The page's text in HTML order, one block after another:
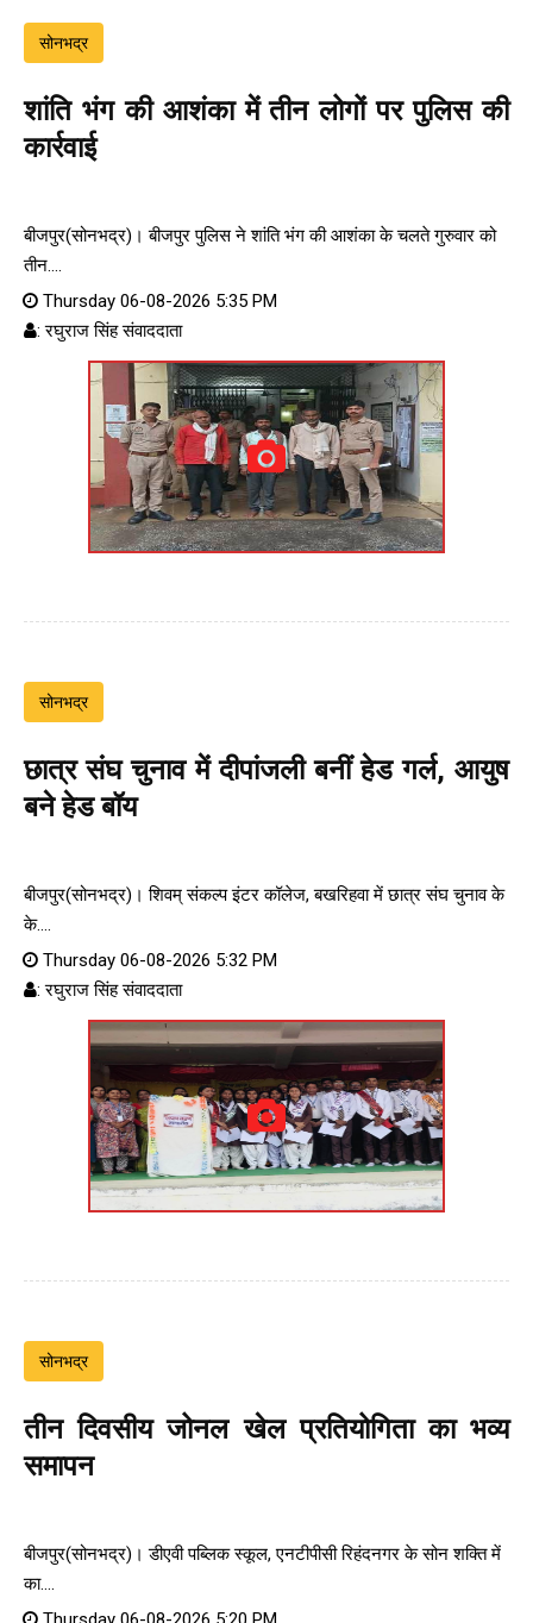
सोनभद्र
शांति भंग की आशंका में तीन लोगों पर पुलिस की
कार्रवाई
बीजपुर(सोनभद्र)। बीजपुर पुलिस ने शांति भंग की आशंका के चलते गुरुवार को
तीन....
Thursday 06-08-2026 5:35 PM
: रघुराज सिंह संवाददाता
सोनभद्र
छात्र संघ चुनाव में दीपांजली बनीं हेड गर्ल, आयुष
बने हेड बॉय
बीजपुर(सोनभद्र)। शिवम् संकल्प इंटर कॉलेज, बखरिहवा में छात्र संघ चुनाव के
के....
Thursday 06-08-2026 5:32 PM
: रघुराज सिंह संवाददाता
सोनभद्र
तीन दिवसीय जोनल खेल प्रतियोगिता का भव्य
समापन
बीजपुर(सोनभद्र)। डीएवी पब्लिक स्कूल, एनटीपीसी रिहंदनगर के सोन शक्ति में
का....